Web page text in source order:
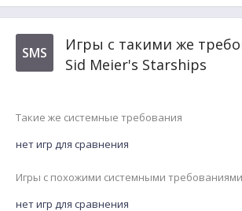
SMS
Игры с такими же
Sid Meier's Starships
Такие же системные требования
нет игр для сравнения
Игры с похожими системными
нет игр для сравнения